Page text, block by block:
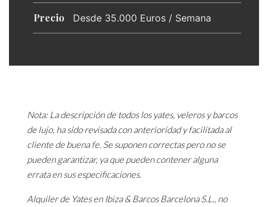
Precio Desde 35.000 Euros / Semana
Nota: La descripción de todos los yates, veleros y barcos
de lujo, ha sido revisada con anterioridad y facilitada al
cliente de buena fe. Se suponen correctas pero no se
pueden garantizar, ya que pueden contener alguna
errata en sus especificaciones.
Alquiler de Yates en Ibiza & Barcos Barcelona S.L., no